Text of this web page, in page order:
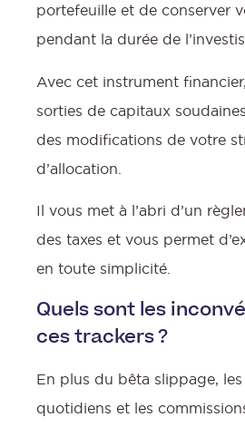
portefeuille et de conserver
pendant la durée de
Avec cet instrument
sorties de capitaux
des modifications de votre
d’allocation.
Il vous met à l’abri d’un
des taxes et vous permet
en toute simplicité.
Quels sont les
ces trackers ?
En plus du bêta slippage,
quotidiens et les